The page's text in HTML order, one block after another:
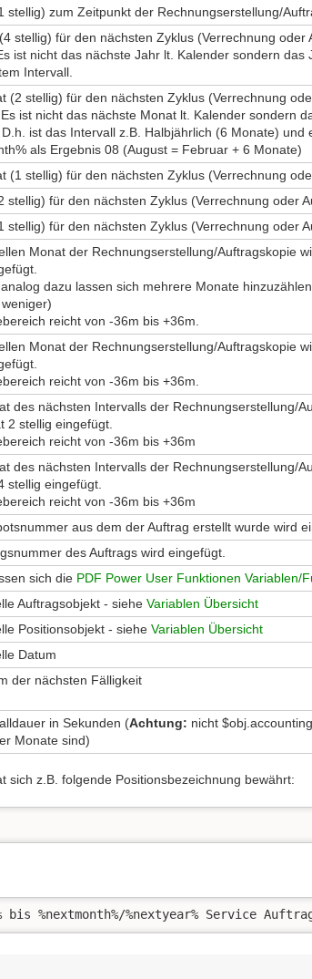
stellig) zum Zeitpunkt der Rechnungserstellung/
stellig) für den nächsten Zyklus (Verrechnung oder
ist nicht das nächste Jahr lt. Kalender sondern
Intervall.
(2 stellig) für den nächsten Zyklus (Verrechnung
Es ist nicht das nächste Monat lt. Kalender sondern
D.h. ist das Intervall z.B. Halbjährlich (6 Monate)
als Ergebnis 08 (August = Februar + 6 Monate)
(1 stellig) für den nächsten Zyklus (Verrechnung
stellig) für den nächsten Zyklus (Verrechnung oder
stellig) für den nächsten Zyklus (Verrechnung oder
Monat der Rechnungserstellung/Auftragskopie
analog dazu lassen sich mehrere Monate hinzuzählen
reicht von -36m bis +36m.
Monat der Rechnungserstellung/Auftragskopie
reicht von -36m bis +36m.
des nächsten Intervalls der Rechnungserstellung/
2 stellig eingefügt.
reicht von -36m bis +36m
des nächsten Intervalls der Rechnungserstellung/
stellig eingefügt.
reicht von -36m bis +36m
aus dem der Auftrag erstellt wurde wird
des Auftrags wird eingefügt.
sich die PDF Power User Funktionen Variablen/
Auftragsobjekt - siehe Variablen Übersicht
Positionsobjekt - siehe Variablen Übersicht
Datum
der nächsten Fälligkeit
in Sekunden (Achtung: nicht
Monate sind)
sich z.B. folgende Positionsbezeichnung bewährt:
bis %nextmonth%/%nextyear% Service